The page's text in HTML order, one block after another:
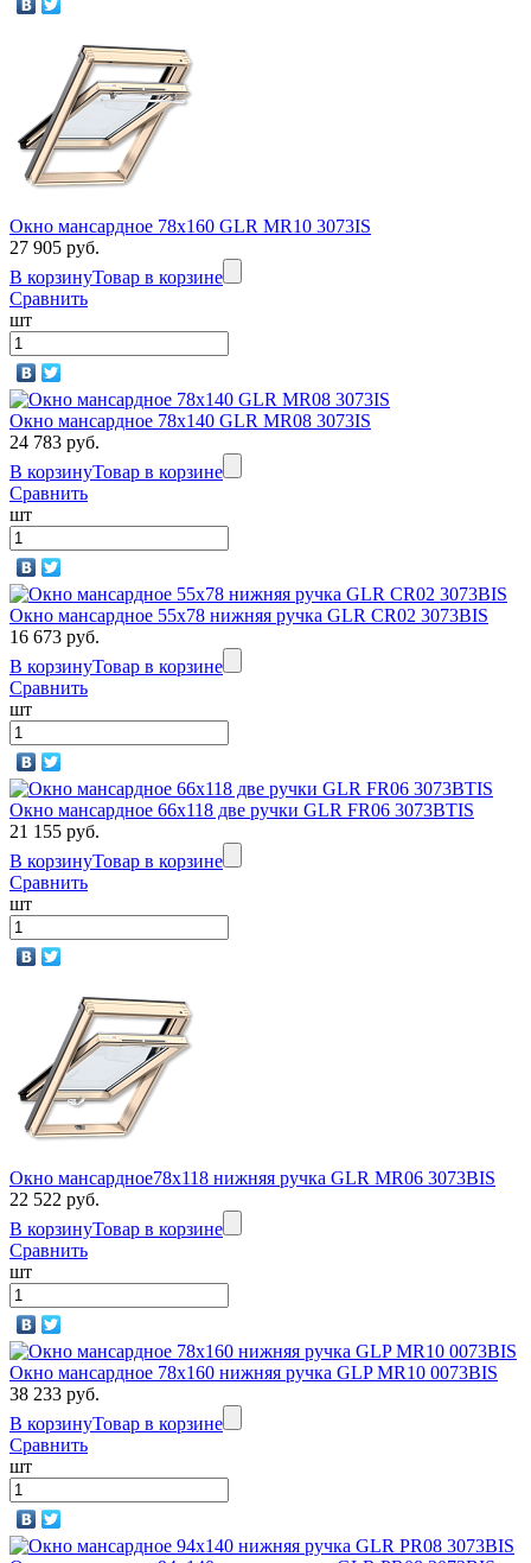
Окно мансардное 78x160 GLR MR10 3073IS
27 905 руб.
В корзинуТовар в корзине
Сравнить
шт
Окно мансардное 78x140 GLR MR08 3073IS
24 783 руб.
В корзинуТовар в корзине
Сравнить
шт
Окно мансардное 55x78 нижняя ручка GLR CR02 3073BIS
16 673 руб.
В корзинуТовар в корзине
Сравнить
шт
Окно мансардное 66x118 две ручки GLR FR06 3073BTIS
21 155 руб.
В корзинуТовар в корзине
Сравнить
шт
Окно мансардное78х118 нижняя ручка GLR MR06 3073BIS
22 522 руб.
В корзинуТовар в корзине
Сравнить
шт
Окно мансардное 78x160 нижняя ручка GLP MR10 0073BIS
38 233 руб.
В корзинуТовар в корзине
Сравнить
шт